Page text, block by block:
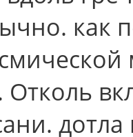
как
Отколь
дотла